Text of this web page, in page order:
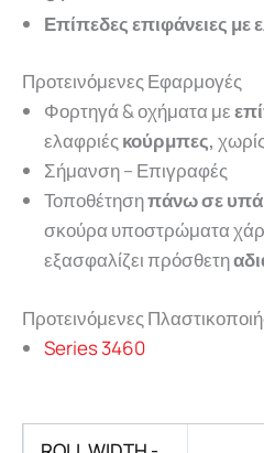
Επίπεδες επιφάνειες με
Προτεινόμενες Εφαρμογές
Φορτηγά & οχήματα με
ελαφριές κούρμπες,
Σήμανση – Επιγραφές
Τοποθέτησηπάνω σε
σκούρα υποστρώματα
εξασφαλίζει πρόσθετη
Προτεινόμενες
Series 3460